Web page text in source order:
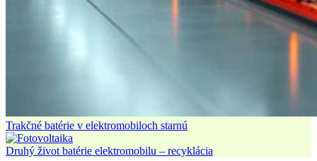
Trakčné batérie v elektromobiloch starnú
Druhý život batérie elektromobilu – recyklácia